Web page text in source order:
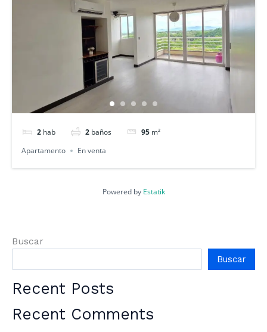
2 hab 2 baños 95 m²
Apartamento En venta
Powered by Estatik
Buscar
Buscar
Recent Posts
Recent Comments